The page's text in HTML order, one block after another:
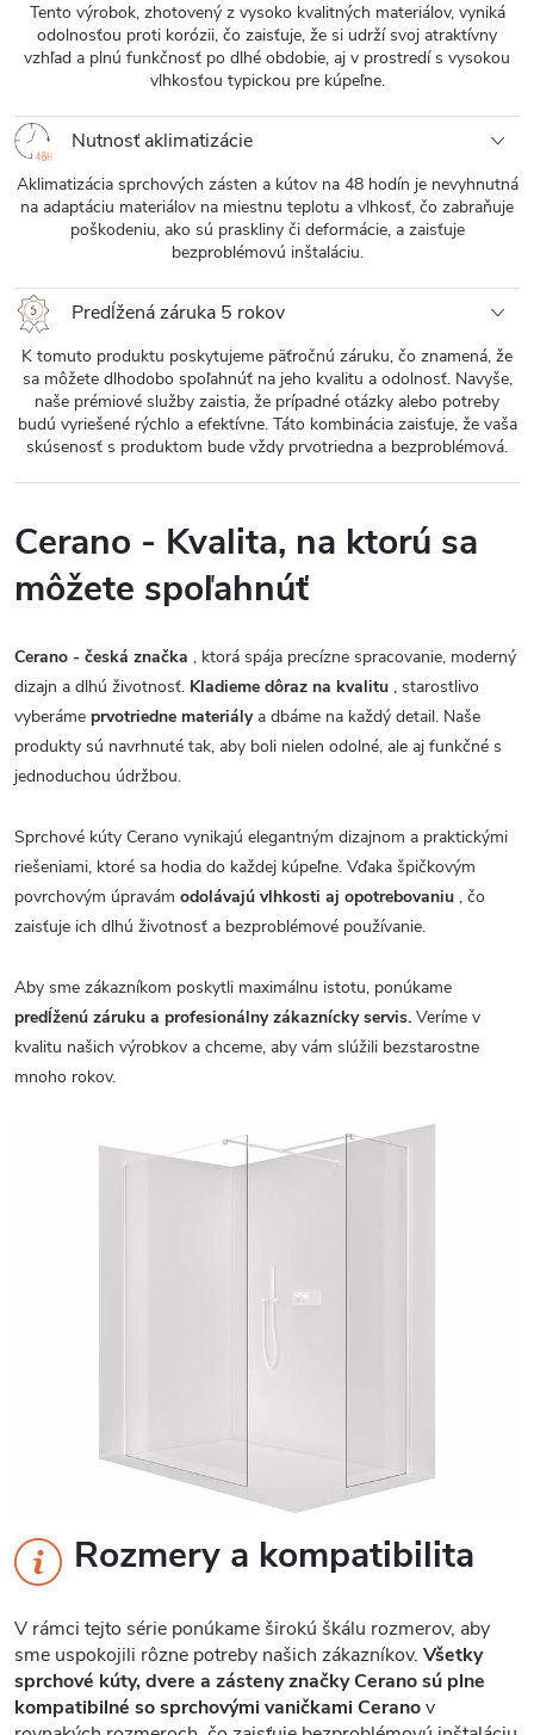
Tento výrobok, zhotovený z vysoko kvalitných materiálov, vyniká
odolnosťou proti korózii, čo zaisťuje, že si udrží svoj atraktívny
vzhľad a plnú funkčnosť po dlhé obdobie, aj v prostredí s vysokou
vlhkosťou typickou pre kúpeľne.
Nutnosť aklimatizácie
Aklimatizácia sprchových zásten a kútov na 48 hodín je nevyhnutná
na adaptáciu materiálov na miestnu teplotu a vlhkosť, čo zabraňuje
poškodeniu, ako sú praskliny či deformácie, a zaisťuje
bezproblémovú inštaláciu.
Predĺžená záruka 5 rokov
K tomuto produktu poskytujeme päťročnú záruku, čo znamená, že
sa môžete dlhodobo spoľahnúť na jeho kvalitu a odolnosť. Navyše,
naše prémiové služby zaistia, že prípadné otázky alebo potreby
budú vyriešené rýchlo a efektívne. Táto kombinácia zaisťuje, že vaša
skúsenosť s produktom bude vždy prvotriedna a bezproblémová.
Cerano - Kvalita, na ktorú sa
môžete spoľahnúť
Cerano - česká značka , ktorá spája precízne spracovanie, moderný
dizajn a dlhú životnosť. Kladieme dôraz na kvalitu , starostlivo
vyberáme prvotriedne materiálya dbáme na každý detail. Naše
produkty sú navrhnuté tak, aby boli nielen odolné, ale aj funkčné s
jednoduchou údržbou.
Sprchové kúty Cerano vynikajú elegantným dizajnom a praktickými
riešeniami, ktoré sa hodia do každej kúpeľne. Vďaka špičkovým
povrchovým úpravám odolávajú vlhkosti aj opotrebovaniu , čo
zaisťuje ich dlhú životnosť a bezproblémové používanie.
Aby sme zákazníkom poskytli maximálnu istotu, ponúkame
predĺženú záruku a profesionálny zákaznícky servis. Veríme v
kvalitu našich výrobkov a chceme, aby vám slúžili bezstarostne
mnoho rokov.
Rozmery a kompatibilita
V rámci tejto série ponúkame širokú škálu rozmerov, aby
sme uspokojili rôzne potreby našich zákazníkov. Všetky
sprchové kúty, dvere a zásteny značky Cerano sú plne
kompatibilné so sprchovými vaničkami Ceranov